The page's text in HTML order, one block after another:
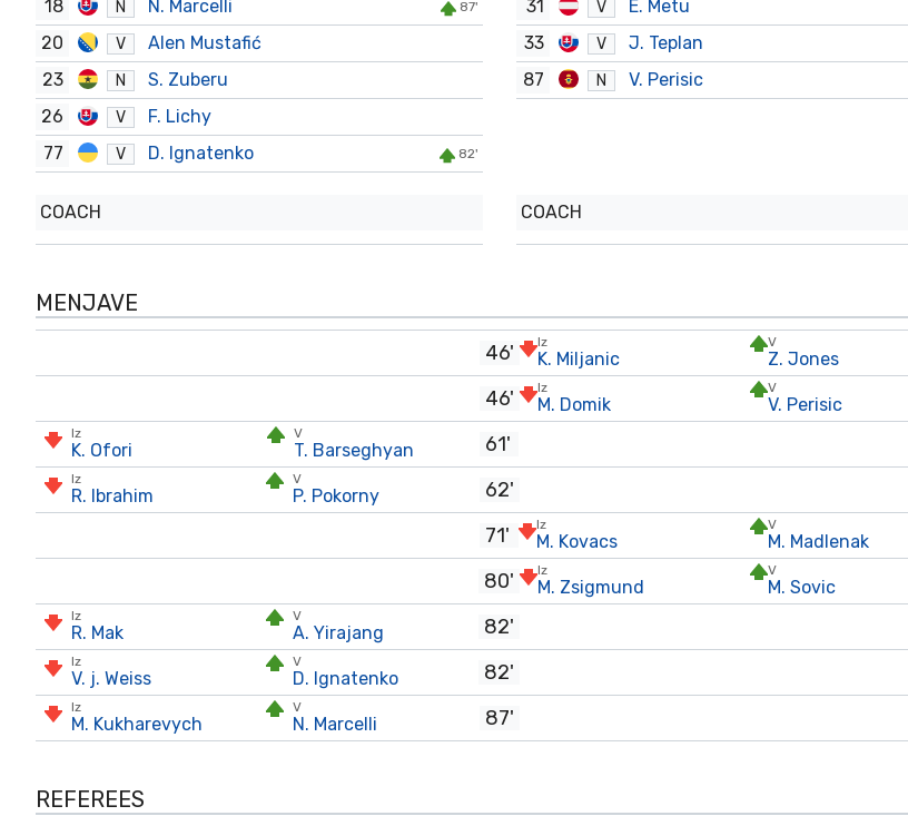
18 N N. Marcelli 87'
20 V
Alen Mustafić
23
N
S. Zuberu
26
V
F. Lichy
77
V D. Ignatenko 82'
COACH
31 V
E. Metu
33
V
J. Teplan
87
N V. Perisic
COACH
MENJAVE
46' Iz
K. Miljanic
V
Z. Jones
46' Iz
M. Domik
V
V. Perisic
Iz
K. Ofori
V
T. Barseghyan 61'
Iz
R. Ibrahim
V
P. Pokorny
62'
71'
Iz
M. Kovacs
V
M. Madlenak
80' Iz
M. Zsigmund
V
M. Sovic
Iz
R. Mak
V
A. Yirajang 82'
Iz
V. j. Weiss
V
D. Ignatenko 82'
Iz
M. Kukharevych
V
N. Marcelli 87'
REFEREES